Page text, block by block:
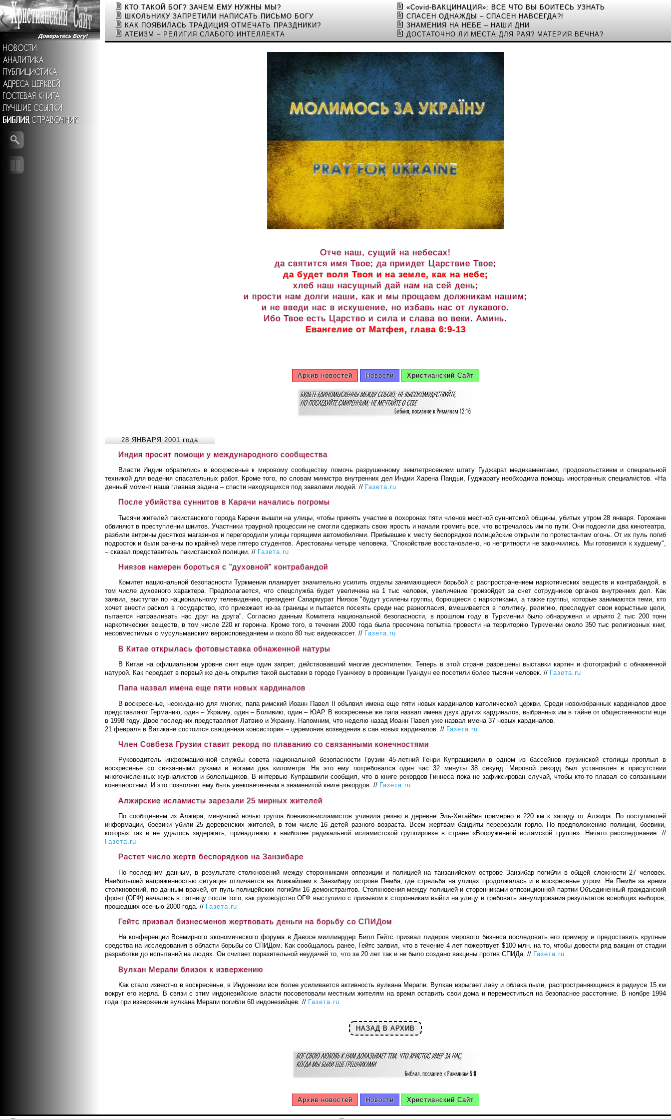
КТО ТАКОЙ БОГ? ЗАЧЕМ ЕМУ НУЖНЫ МЫ?
ШКОЛЬНИКУ ЗАПРЕТИЛИ НАПИСАТЬ ПИСЬМО БОГУ
КАК ПОЯВИЛАСЬ ТРАДИЦИЯ ОТМЕЧАТЬ ПРАЗДНИКИ?
АТЕИЗМ – РЕЛИГИЯ СЛАБОГО ИНТЕЛЛЕКТА
«Covid-ВАКЦИНАЦИЯ»: ВСЕ ЧТО ВЫ БОИТЕСЬ УЗНАТЬ
СПАСЕН ОДНАЖДЫ – СПАСЕН НАВСЕГДА?!
ЗНАМЕНИЯ НА НЕБЕ – НАШИ ДНИ
ДОСТАТОЧНО ЛИ МЕСТА ДЛЯ РАЯ? МАТЕРИЯ ВЕЧНА?
Отче наш, сущий на небесах!
да святится имя Твое; да приидет Царствие Твое;
да будет воля Твоя и на земле, как на небе;
хлеб наш насущный дай нам на сей день;
и прости нам долги наши, как и мы прощаем должникам нашим;
и не введи нас в искушение, но избавь нас от лукавого.
Ибо Твое есть Царство и сила и слава во веки. Аминь.
Евангелие от Матфея, глава 6:9-13
Архив новостей Новости Христианский Сайт
28 ЯНВАРЯ 2001 года
Индия просит помощи у международного сообщества
Власти Индии обратились в воскресенье к мировому сообществу помочь разрушенному землетрясением штату Гуджарат медикаментами, продовольствием и специальной
техникой для ведения спасательных работ. Кроме того, по словам министра внутренних дел Индии Харена Пандьи, Гуджарату необходима помощь иностранных специалистов. «На
денный момент наша главная задача – спасти находящихся под завалами людей. // Газета.ru
После убийства суннитов в Карачи начались погромы
Тысячи жителей пакистанского города Карачи вышли на улицы, чтобы принять участие в похоронах пяти членов местной суннитской общины, убитых утром 28 января. Горожане
обвиняют в преступлении шиитов. Участники траурной процессии не смогли сдержать свою ярость и начали громить все, что встречалось им по пути. Они подожгли два кинотеатра,
разбили витрины десятков магазинов и перегородили улицы горящими автомобилями. Прибывшие к месту беспорядков полицейские открыли по протестантам огонь. От их пуль погиб
подросток и были ранены по крайней мере пятеро студентов. Арестованы четыре человека. "Спокойствие восстановлено, но непрятности не закончились. Мы готовимся к худшему",
– сказал представитель пакистанской полиции. // Газета.ru
Ниязов намерен бороться с "духовной" контрабандой
Комитет национальной безопасности Туркмении планирует значительно усилить отделы занимающиеся борьбой с распространением наркотических веществ и контрабандой, в
том числе духовного характера. Предполагается, что спецслужба будет увеличена на 1 тыс человек, увеличение произойдет за счет сотрудников органов внутренних дел. Как
заявил, выступая по национальному телевидению, президент Сапармурат Ниязов "будут усилены группы, борющиеся с наркотиками, а также группы, которые занимаются теми, кто
хочет внести раскол в государство, кто приезжает из-за границы и пытается посеять среди нас разногласия, вмешивается в политику, религию, преследует свои корыстные цели,
пытается натравливать нас друг на друга". Согласно данным Комитета национальной безопасности, в прошлом году в Туркмении было обнаруженл и иpъято 2 тыс 200 тонн
наркотических веществ, в том числе 220 кг героина. Кроме того, в течении 2000 года была пресечена попытка провести на территорию Туркмении около 350 тыс религиозных книг,
несовместимых с мусульманским вероисповеданием и около 80 тыс видеокассет. // Газета.ru
В Китае открылась фотовыставка обнаженной натуры
В Китае на официальном уровне снят еще один запрет, действовавший многие десятилетия. Теперь в этой стране разрешены выставки картин и фотографий с обнаженной
натурой. Как передает в первый же день открытия такой выставки в городе Гуанчжоу в провинции Гуандун ее посетили более тысячи человек. // Газета.ru
Папа назвал имена еще пяти новых кардиналов
В воскресенье, неожиданно для многих, папа римский Иоанн Павел II объявил имена еще пяти новых кардиналов католической церкви. Среди новоизбранных кардиналов двое
представляют Германию, один – Украину, один – Боливию, один – ЮАР. В воскресенье же папа назвал имена двух других кардиналов, выбранных им в тайне от общественности еще
в 1998 году. Двое последних представляют Латвию и Украину. Напомним, что неделю назад Иоанн Павел уже назвал имена 37 новых кардиналов.
21 февраля в Ватикане состоится священная консистория – церемония возведения в сан новых кардиналов. // Газета.ru
Член Совбеза Грузии ставит рекорд по плаванию со связанными конечностями
Руководитель информационной службы совета национальной безопасности Грузии 45-летний Генри Купрашивили в одном из бассейнов грузинской столицы проплыл в
воскресенье со связанными руками и ногами два километра. На это ему потребовался один час 32 минуты 38 секунд. Мировой рекорд был установлен в присутствии
многочисленных журналистов и болельщиков. В интервью Купрашвили сообщил, что в книге рекордов Гиннеса пока не зафиксирован случай, чтобы кто-то плавал со связанными
конечностями. И это позволяет ему быть увековеченным в знаменитой книге рекордов. // Газета.ru
Алжирские исламисты зарезали 25 мирных жителей
По сообщениям из Алжира, минувшей ночью группа боевиков-исламистов учинила резню в деревне Эль-Хетайбия примерно в 220 км к западу от Алжира. По поступившей
информации, боевики убили 25 деревенских жителей, в том числе 16 детей разного возраста. Всем жертвам бандиты перерезали горло. По предположению полиции, боевики,
которых так и не удалось задержать, принадлежат к наиболее радикальной исламистской группировке в стране «Вооруженной исламской группе». Начато расследование. //
Газета.ru
Растет число жертв беспорядков на Занзибаре
По последним данным, в результате столкновений между сторонниками оппозиции и полицией на танзанийском острове Занзибар погибли в общей сложности 27 человек.
Наибольшей напряженностью ситуация отличается на ближайшем к Занзибару острове Пемба, где стрельба на улицах продолжалась и в воскресенье утром. На Пембе за время
столкновений, по данным врачей, от пуль полицейских погибли 16 демонстрантов. Столкновения между полицией и сторонниками оппозиционной партии Объединенный гражданский
фронт (ОГФ) начались в пятницу после того, как руководство ОГФ выступило с призывом к сторонникам выйти на улицу и требовать аннулирования результатов всеобщих выборов,
прошедших осенью 2000 года. // Газета.ru
Гейтс призвал бизнесменов жертвовать деньги на борьбу со СПИДом
На конференции Всемирного экономического форума в Давосе миллиардер Билл Гейтс призвал лидеров мирового бизнеса последовать его примеру и предоставить крупные
средства на исследования в области борьбы со СПИДом. Как сообщалось ранее, Гейтс заявил, что в течение 4 лет пожертвует $100 млн. на то, чтобы довести ряд вакцин от стадии
разработки до испытаний на людях. Он считает поразительной неудачей то, что за 20 лет так и не было создано вакцины против СПИДа. // Газета.ru
Вулкан Мерапи близок к извержению
Как стало известно в воскресенье, в Индонезии все более усиливается активность вулкана Мерапи. Вулкан изрыгает лаву и облака пыли, распространяющиеся в радиусе 15 км
вокруг его жерла. В связи с этим индонезийские власти посоветовали местным жителям на время оставить свои дома и переместиться на безопасное расстояние. В ноябре 1994
года при извержении вулкана Мерапи погибли 60 индонезийцев. // Газета.ru
НАЗАД В АРХИВ
Архив новостей Новости Христианский Сайт